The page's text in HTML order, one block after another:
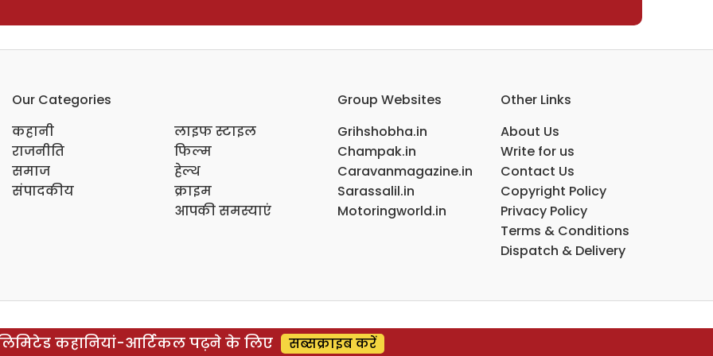
Our Categories
कहानी
राजनीति
समाज
संपादकीय
लाइफ स्टाइल
फिल्म
हेल्थ
क्राइम
आपकी समस्याएं
Group Websites
Grihshobha.in
Champak.in
Caravanmagazine.in
Sarassalil.in
Motoringworld.in
Other Links
About Us
Write for us
Contact Us
Copyright Policy
Privacy Policy
Terms & Conditions
Dispatch & Delivery
कहानियां-आर्टिकल पढ़ने के लिए सब्सक्राइब करें